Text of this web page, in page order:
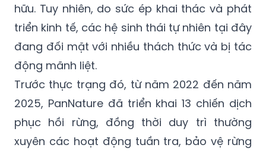
hữu. Tuy nhiên, do sức ép khai thác và phát
triển kinh tế, các hệ sinh thái tự nhiên tại đây
đang đối mặt với nhiều thách thức và bị tác
động mãnh liệt.
Trước thực trạng đó, từ năm 2022 đến năm
2025, PanNature đã triển khai 13 chiến dịch
phục hồi rừng, đồng thời duy trì thường
xuyên các hoạt động tuần tra, bảo vệ rừng